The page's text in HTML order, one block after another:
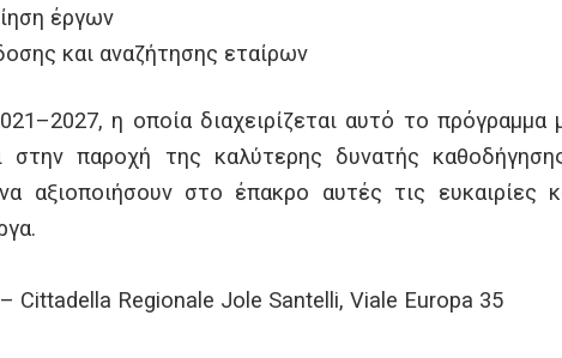
έργων
και αναζήτησης εταίρων
η οποία διαχειρίζεται αυτό το πρόγραμμα
στην παροχή της καλύτερης δυνατής
αξιοποιήσουν στο έπακρο αυτές τις ευκαιρίες
Cittadella Regionale Jole Santelli, Viale Europa 35